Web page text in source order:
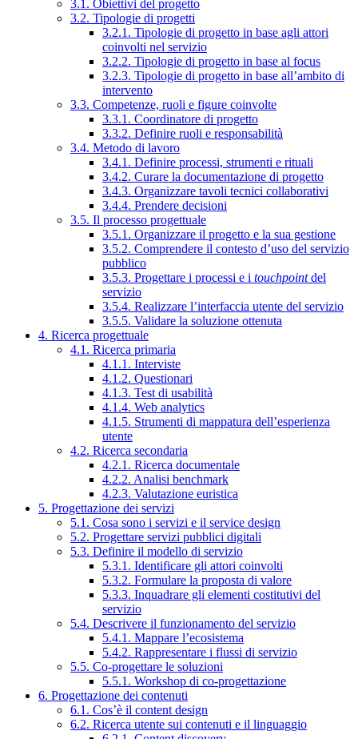
3.1. Obiettivi del progetto
3.2. Tipologie di progetti
3.2.1. Tipologie di progetto in base agli attori
coinvolti nel servizio
3.2.2. Tipologie di progetto in base al focus
3.2.3. Tipologie di progetto in base all’ambito di
intervento
3.3. Competenze, ruoli e figure coinvolte
3.3.1. Coordinatore di progetto
3.3.2. Definire ruoli e responsabilità
3.4. Metodo di lavoro
3.4.1. Definire processi, strumenti e rituali
3.4.2. Curare la documentazione di progetto
3.4.3. Organizzare tavoli tecnici collaborativi
3.4.4. Prendere decisioni
3.5. Il processo progettuale
3.5.1. Organizzare il progetto e la sua gestione
3.5.2. Comprendere il contesto d’uso del servizio
pubblico
3.5.3. Progettare i processi e i touchpointdel
servizio
3.5.4. Realizzare l’interfaccia utente del servizio
3.5.5. Validare la soluzione ottenuta
4. Ricerca progettuale
4.1. Ricerca primaria
4.1.1. Interviste
4.1.2. Questionari
4.1.3. Test di usabilità
4.1.4. Web analytics
4.1.5. Strumenti di mappatura dell’esperienza
utente
4.2. Ricerca secondaria
4.2.1. Ricerca documentale
4.2.2. Analisi benchmark
4.2.3. Valutazione euristica
5. Progettazione dei servizi
5.1. Cosa sono i servizi e il service design
5.2. Progettare servizi pubblici digitali
5.3. Definire il modello di servizio
5.3.1. Identificare gli attori coinvolti
5.3.2. Formulare la proposta di valore
5.3.3. Inquadrare gli elementi costitutivi del
servizio
5.4. Descrivere il funzionamento del servizio
5.4.1. Mappare l’ecosistema
5.4.2. Rappresentare i flussi di servizio
5.5. Co-progettare le soluzioni
5.5.1. Workshop di co-progettazione
6. Progettazione dei contenuti
6.1. Cos’è il content design
6.2. Ricerca utente sui contenuti e il linguaggio